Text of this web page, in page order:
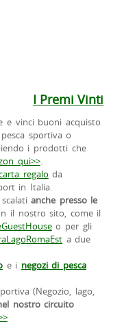
I Premi Vinti
e vinci buoni acquisto
sportiva o
i prodotti che
qui>>.
regalo da
in Italia.
scalatianche presso le
il nostro sito, come il
o per gli
a due
e i negozi di pesca
(Negozio, lago,
nostro circuito